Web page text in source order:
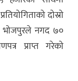
दोस्रो
भोजपुरले नगद ७०
प्राप्त गरेको